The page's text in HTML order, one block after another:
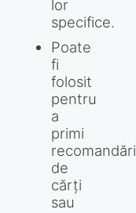
lor
specifice.
Poate
fi
folosit
pentru
a
primi
recomandări
de
cărți
sau